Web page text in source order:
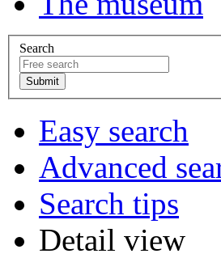
Search
Easy search
Advanced
Search tips
Detail view